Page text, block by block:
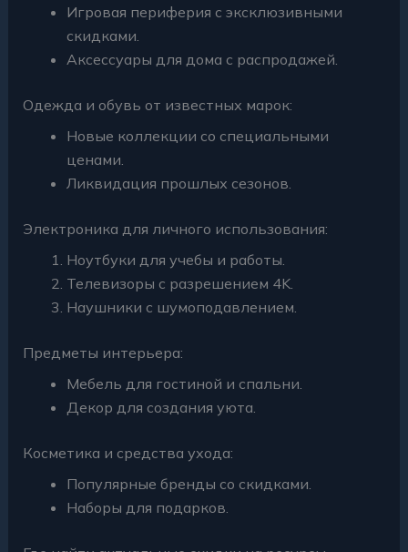
Игровая периферия с эксклюзивными
скидками.
Аксессуары для дома с распродажей.
Одежда и обувь от известных марок:
Новые коллекции со специальными
ценами.
Ликвидация прошлых сезонов.
Электроника для личного использования:
Ноутбуки для учебы и работы.
Телевизоры с разрешением 4K.
Наушники с шумоподавлением.
Предметы интерьера:
Мебель для гостиной и спальни.
Декор для создания уюта.
Косметика и средства ухода:
Популярные бренды со скидками.
Наборы для подарков.